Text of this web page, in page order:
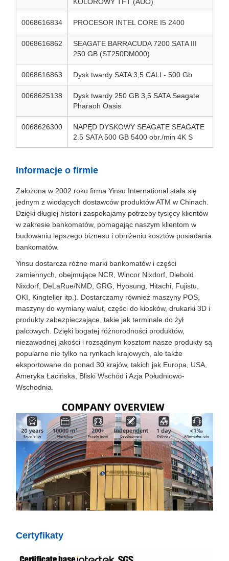
0068616834 PROCESOR INTEL CORE I5 2400
0068616862
SEAGATE BARRACUDA 7200 SATA III
250 GB (ST250DM000)
0068616863 Dysk twardy SATA 3,5 CALI - 500 Gb
0068625138
Dysk twardy 250 GB 3,5 SATA Seagate
Pharaoh Oasis
0068626300
NAPĘD DYSKOWY SEAGATE SEAGATE
2.5 SATA 500 GB 5400 obr./min 4K S
Informacje o firmie
Założona w 2002 roku firma Yinsu International stała się
jednym z wiodących dostawców produktów ATM w Chinach.
Dzięki długiej historii zaspokajamy potrzeby tysięcy klientów
w zakresie bankomatów, pomagając naszym klientom w
budowaniu lepszego biznesu i obniżeniu kosztów posiadania
bankomatów.
Yinsu dostarcza różne marki bankomatów i części
zamiennych, obejmujące NCR, Wincor Nixdorf, Diebold
Nixdorf, DeLaRue/NMD, GRG, Hyosung, Hitachi, Fujistu,
OKI, Kingteller itp.). Dostarczamy również maszyny POS,
maszyny do wymiany walut, części do kiosków, drukarki 3D i
produkty zabezpieczające, takie jak terminale do żył
palcowych. Dzięki bogatej różnorodności produktów,
niezawodnej jakości i rozsądnym kosztom nasze produkty są
popularne nie tylko na rynkach krajowych, ale także
eksportowane do ponad 30 krajów, takich jak Europa, USA,
Ameryka Łacińska, Bliski Wschód i Azja Południowo-
Wschodnia.
Certyfikaty